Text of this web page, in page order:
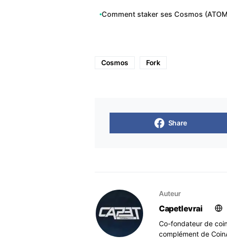
Comment staker ses Cosmos
Cosmos Fork
Share
Auteur
Capetlevrai
Co-fondateur de
complément de